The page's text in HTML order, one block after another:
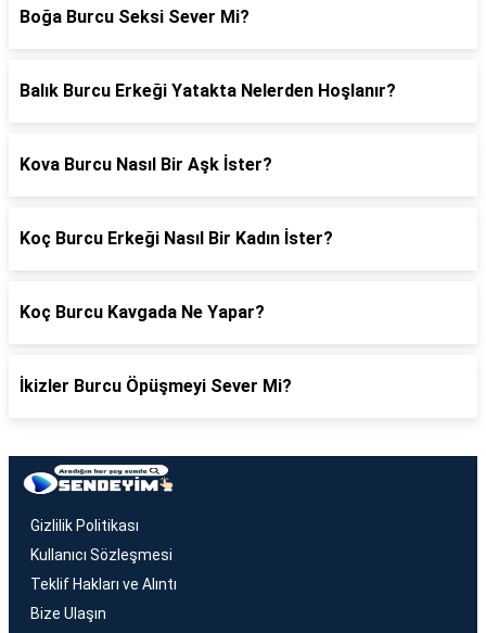
Boğa Burcu Seksi Sever Mi?
Balık Burcu Erkeği Yatakta Nelerden Hoşlanır?
Kova Burcu Nasıl Bir Aşk İster?
Koç Burcu Erkeği Nasıl Bir Kadın İster?
Koç Burcu Kavgada Ne Yapar?
İkizler Burcu Öpüşmeyi Sever Mi?
Gizlilik Politikası
Kullanıcı Sözleşmesi
Teklif Hakları ve Alıntı
Bize Ulaşın